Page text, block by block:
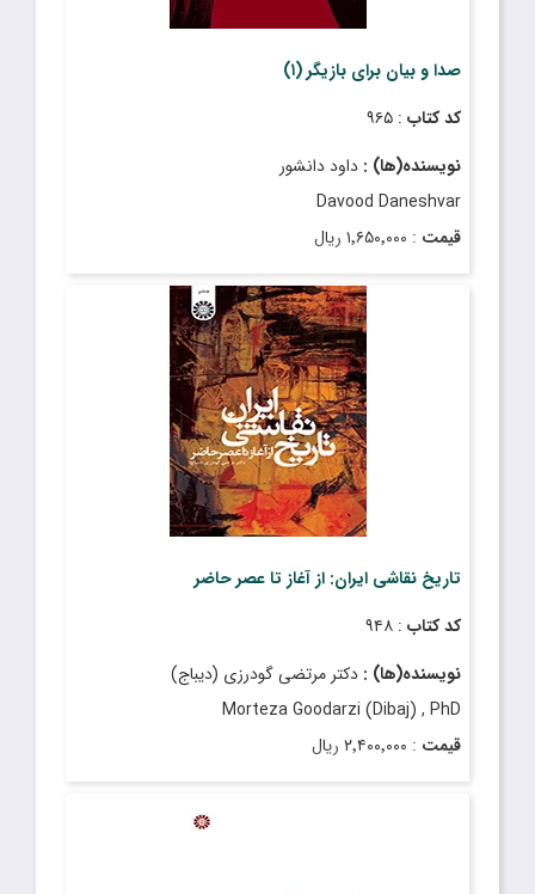
صدا و بیان براى بازیگر (۱)
کد کتاب : ۹۶۵
نویسنده(ها) : داود دانشور
Davood Daneshvar
قیمت : ۱٬۶۵۰٬۰۰۰ ریال
: آبان ۱۴۰۲
تاریخ نقاشى ایران: از آغاز تا عصر حاضر
کد کتاب : ۹۴۸
نویسنده(ها) : دکتر مرتضى گودرزى (دیباج)
Morteza Goodarzi (Dibaj) , PhD
قیمت : ۲٬۴۰۰٬۰۰۰ ریال